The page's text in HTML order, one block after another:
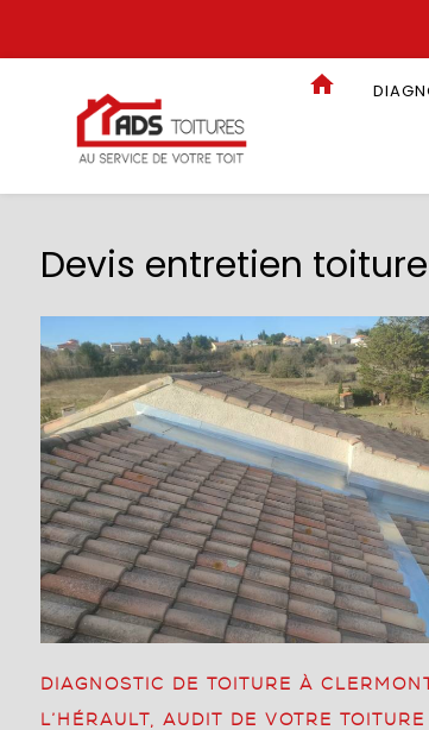
Devis entretien
DIAGNOSTIC DE TOITURE À
L’HÉRAULT, AUDIT DE VOTRE TOITURE